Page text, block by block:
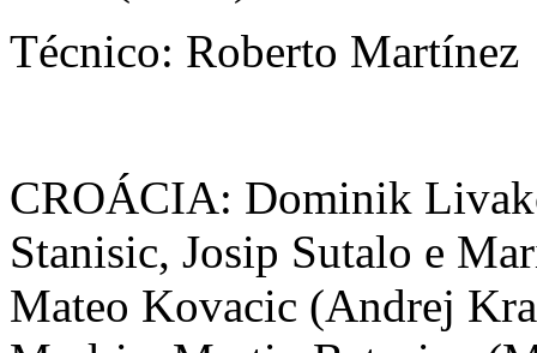
Técnico: Roberto Martínez
CROÁCIA: Dominik
Stanisic, Josip Sutalo e
Mateo Kovacic (Andrej